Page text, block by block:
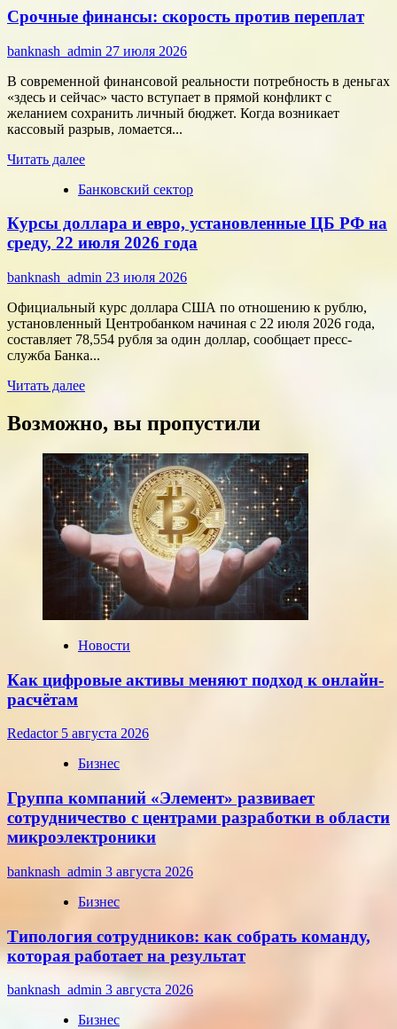
за
внимание:
как
удивить
современного
потребителя
с
помощью
технологий
Срочные финансы: скорость против переплат
banknash_admin 27 июля 2026
В современной финансовой реальности потребность в деньгах
«здесь и сейчас» часто вступает в прямой конфликт с
желанием сохранить личный бюджет. Когда возникает
кассовый разрыв, ломается...
Читать далееПрочитать
о
финансы:
скорость
против
переплат
Банковский сектор
Курсы доллара и евро, установленные ЦБ РФ на
среду, 22 июля 2026 года
banknash_admin 23 июля 2026
Официальный курс доллара США по отношению к рублю,
установленный Центробанком начиная с 22 июля 2026 года,
составляет 78,554 рубля за один доллар, сообщает пресс-
служба Банка...
Читать далееПрочитать
Курсы
и
евро,
установленные
ЦБ
РФ
на
среду,
22
июля
2026
года
Возможно, вы пропустили
Новости
Как цифровые активы меняют подход к онлайн-
расчётам
Redactor 5 августа 2026
Бизнес
Группа компаний «Элемент» развивает
сотрудничество с центрами разработки в области
микроэлектроники
banknash_admin 3 августа 2026
Бизнес
Типология сотрудников: как собрать команду,
которая работает на результат
banknash_admin 3 августа 2026
Бизнес